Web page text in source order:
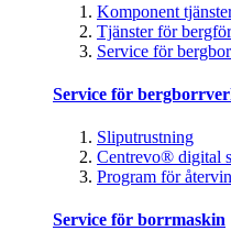
Komponent
Tjänster för
Service för
Service för
Sliputrustning
Centrevo® digital
Program för
Service för borrmaskin